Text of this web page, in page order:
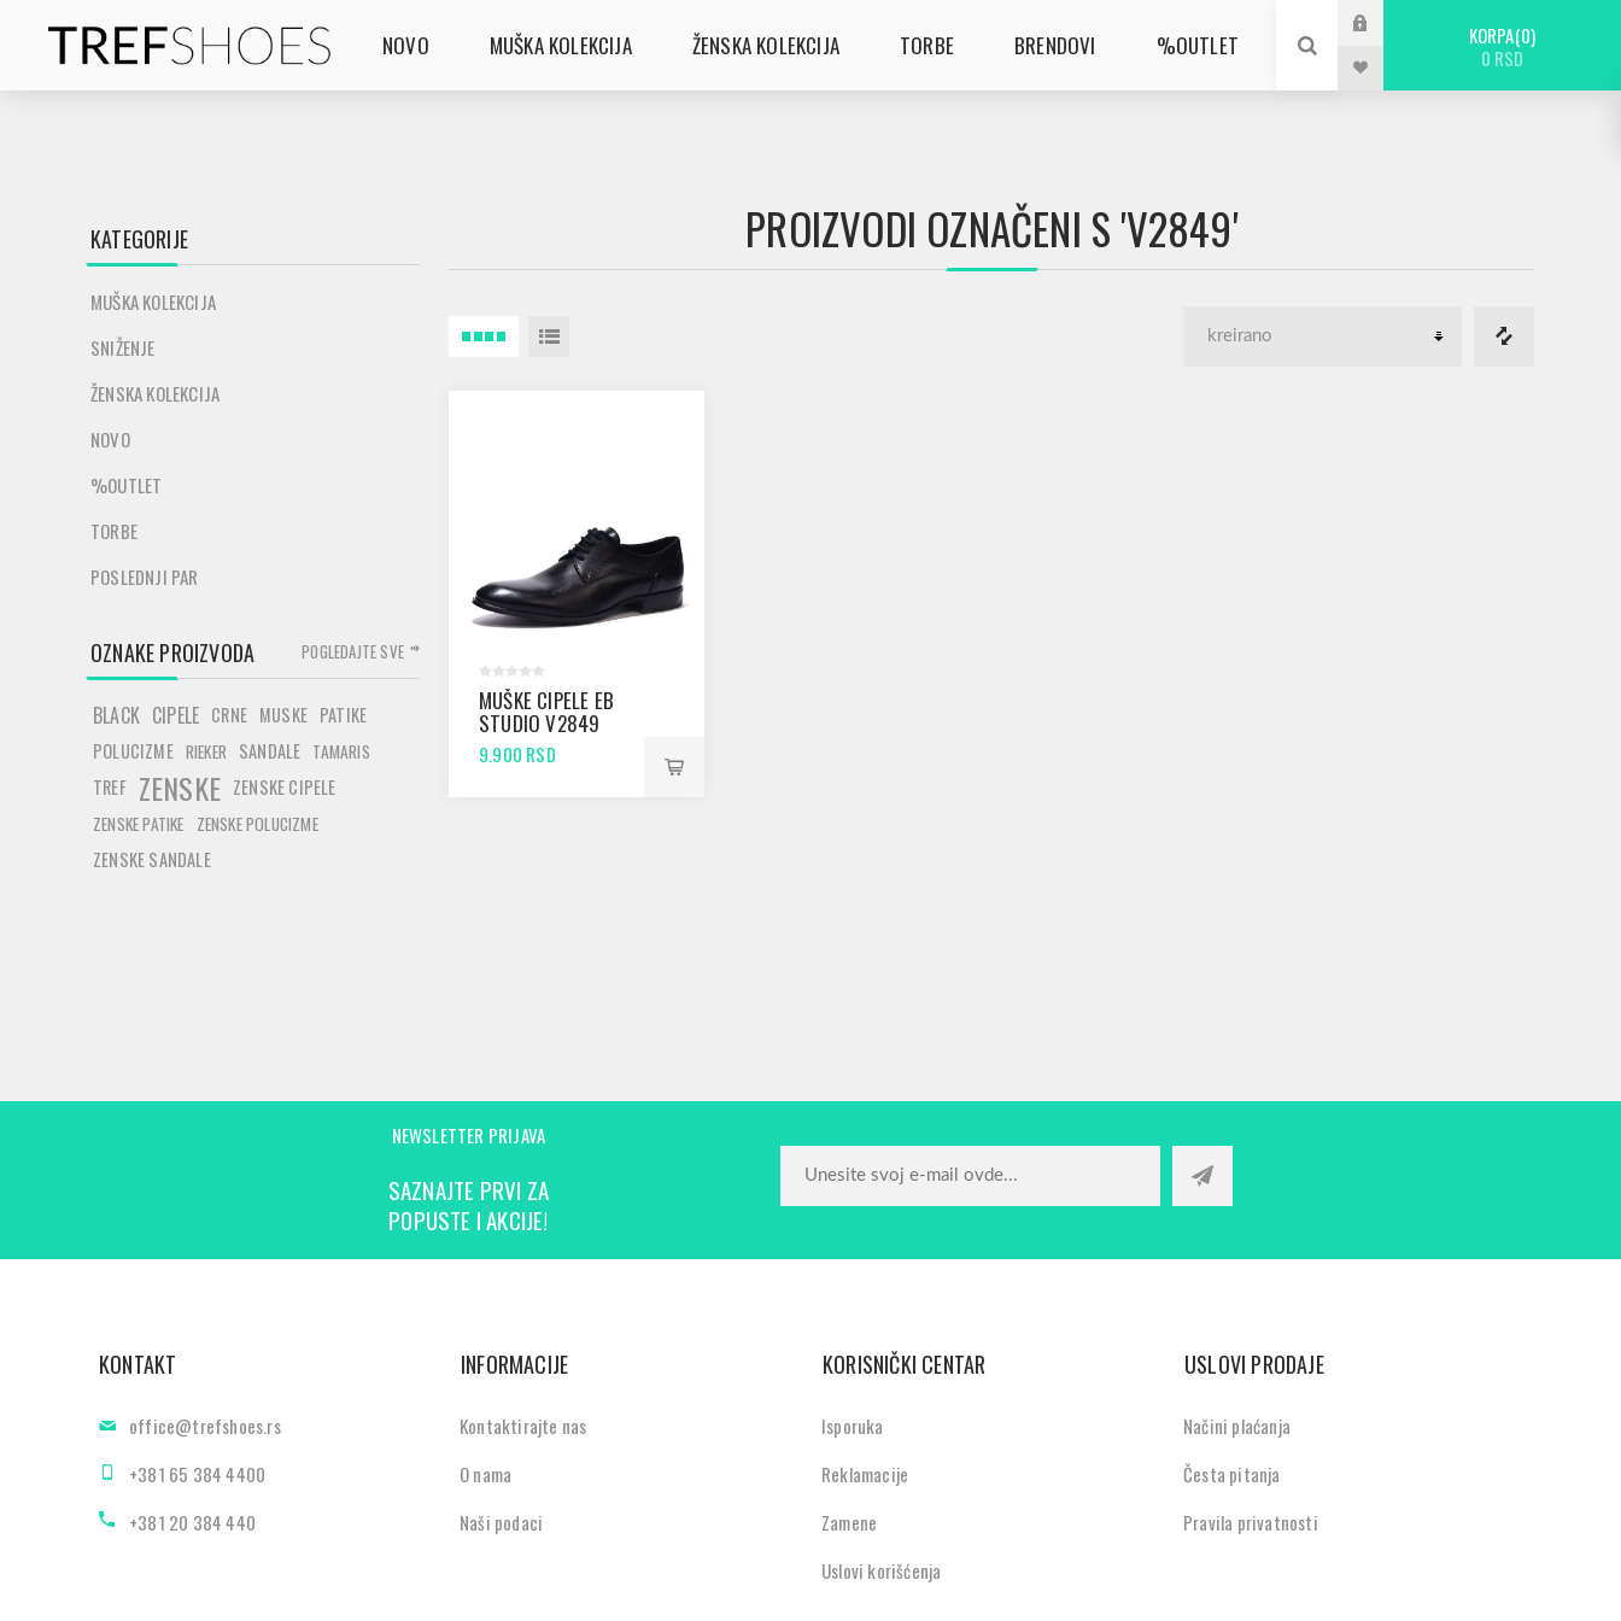
NOVO MUŠKA KOLEKCIJA ŽENSKA KOLEKCIJA TORBE BRENDOVI %OUTLET KORPA 0
0 RSD
PROIZVODI OZNAČENI S 'V2849'
MUŠKE CIPELE EB
STUDIO V2849
CRNE
9.900 RSD
KATEGORIJE
MUŠKA KOLEKCIJA
SNIŽENJE
ŽENSKA KOLEKCIJA
NOVO
%OUTLET
TORBE
POSLEDNJI PAR
OZNAKE PROIZVODA
BLACK CIPELE CRNE MUSKE PATIKE
POLUCIZME RIEKER SANDALE TAMARIS
TREF ZENSKE ZENSKE CIPELE
ZENSKE PATIKE ZENSKE POLUCIZME
ZENSKE SANDALE
POGLEDAJTE SVE
NEWSLETTER PRIJAVA
SAZNAJTE PRVI ZA
POPUSTE I AKCIJE!
KONTAKT
office@trefshoes.rs
+381 65 384 4400
+381 20 384 440
INFORMACIJE
Kontaktirajte nas
O nama
Naši podaci
KORISNIČKI CENTAR
Isporuka
Reklamacije
Zamene
Uslovi korišćenja
USLOVI PRODAJE
Načini plaćanja
Česta pitanja
Pravila privatnosti